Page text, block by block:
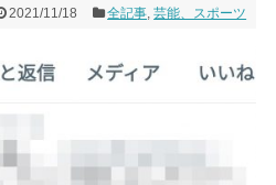
2021/11/18 全記事,芸能、スポーツ